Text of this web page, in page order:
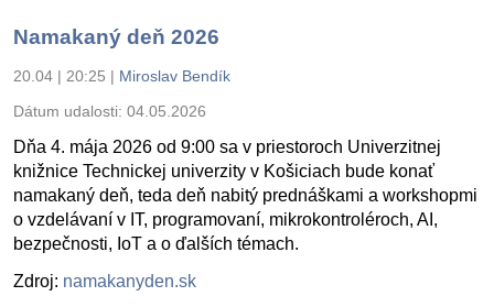
Namakaný deň 2026
20.04 | 20:25 | Miroslav Bendík
Dátum udalosti: 04.05.2026
Dňa 4. mája 2026 od 9:00 sa v priestoroch Univerzitnej
knižnice Technickej univerzity v Košiciach bude konať
namakaný deň, teda deň nabitý prednáškami a workshopmi
o vzdelávaní v IT, programovaní, mikrokontroléroch, AI,
bezpečnosti, IoT a o ďalších témach.
Zdroj: namakanyden.sk